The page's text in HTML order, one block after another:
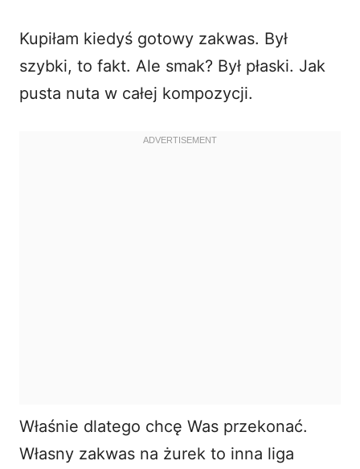
Kupiłam kiedyś gotowy zakwas. Był
szybki, to fakt. Ale smak? Był płaski. Jak
pusta nuta w całej kompozycji.
Właśnie dlatego chcę Was przekonać.
Własny zakwas na żurek to inna liga